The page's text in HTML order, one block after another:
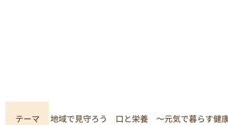
テーマ 地域で見守ろう 口と栄養 ～元気で暮らす健